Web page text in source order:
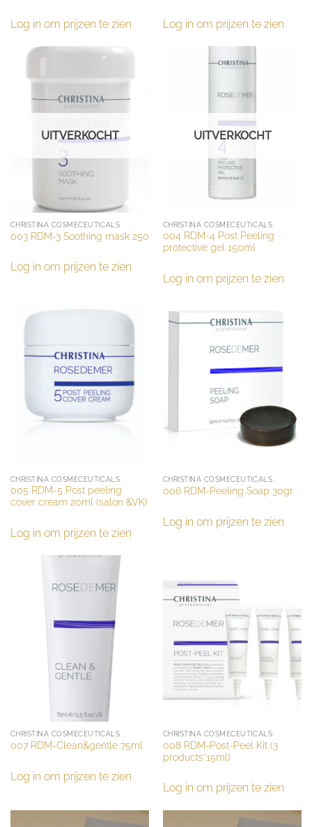
Log in om prijzen te zien Log in om prijzen te zien
UITVERKOCHT
CHRISTINA COSMECEUTICALS
003 RDM-3 Soothing mask 250
Log in om prijzen te zien
UITVERKOCHT
CHRISTINA COSMECEUTICALS
004 RDM-4 Post Peeling
protective gel 150ml
Log in om prijzen te zien
CHRISTINA COSMECEUTICALS
005 RDM-5 Post peeling
cover cream 20ml (salon &VK)
Log in om prijzen te zien
CHRISTINA COSMECEUTICALS
006 RDM-Peeling Soap 30gr.
Log in om prijzen te zien
CHRISTINA COSMECEUTICALS
007 RDM-Clean&gentle 75ml
Log in om prijzen te zien
CHRISTINA COSMECEUTICALS
008 RDM-Post-Peel Kit (3
products*15ml)
Log in om prijzen te zien